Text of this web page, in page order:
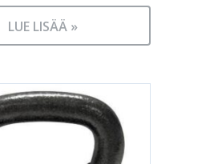
LUE LISÄÄ »